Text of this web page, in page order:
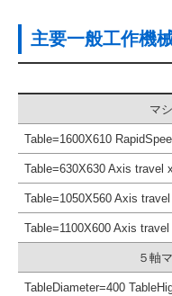
主要一般工作機
マ
Table=1600X610
Table=630X630 Axis travel
Table=1050X560 Axis
Table=1100X600 Axis
５軸
TableDiameter=400